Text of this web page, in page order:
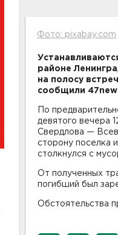
Фото: pixabay.com
районе
на полосу
сообщили
По
девятого вечера
Свердлова —
сторону поселка
столкнулся с
От полученных
погибший был
Обстоятельства